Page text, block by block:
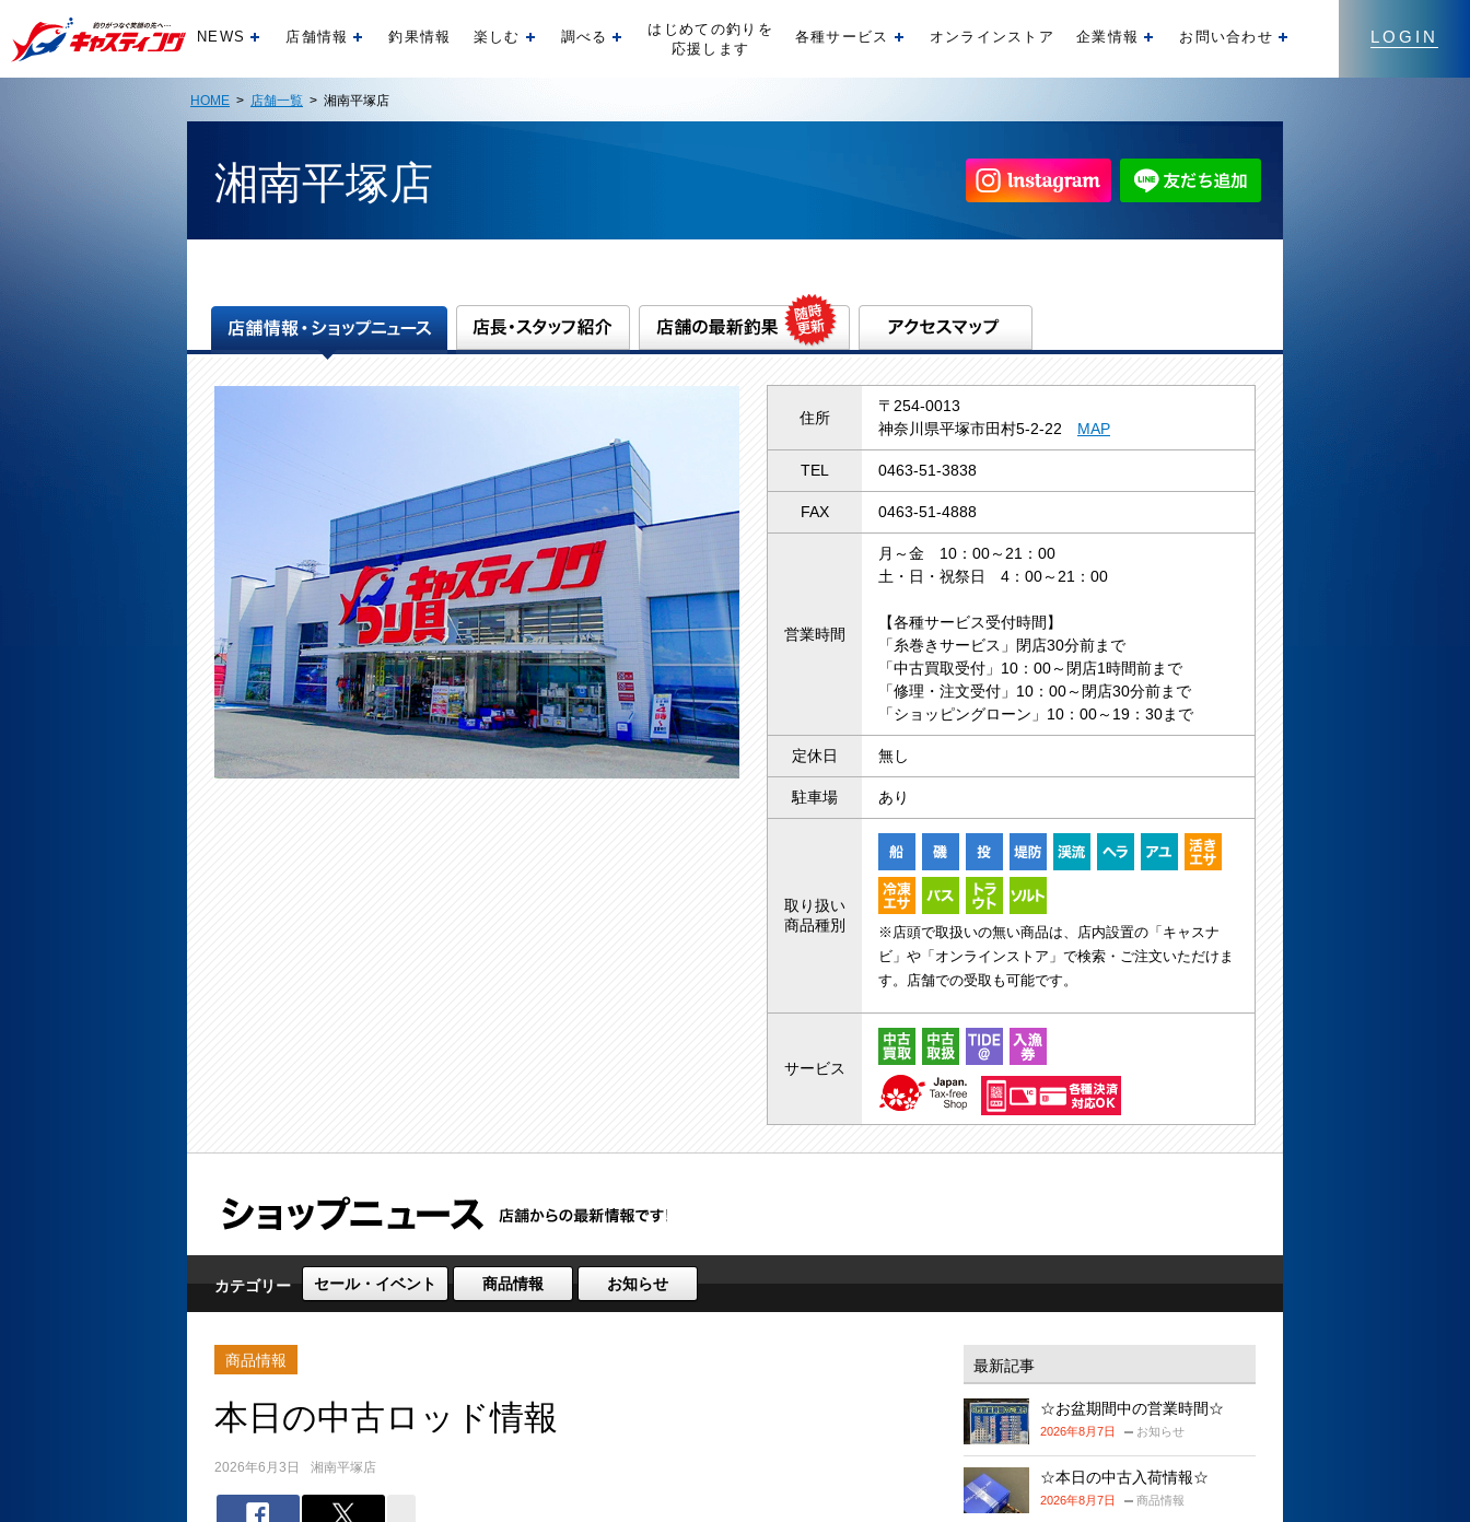
LOGIN
NEWS 開く店舗情報 開く釣果情報 楽しむ 開く調べる 開く
はじめての釣りを
応援します
各種サービス 開くオンラインストア 企業情報 開くお問い合わせ
HOME > 店舗一覧 > 湘南平塚店
湘南平塚店
住所
〒254-0013
神奈川県平塚市田村5-2-22 MAP
TEL 0463-51-3838
FAX 0463-51-4888
営業時間
月～金 10：00～21：00
土・日・祝祭日 4：00～21：00
【各種サービス受付時間】
「糸巻きサービス」閉店30分前まで
「中古買取受付」10：00～閉店1時間前まで
「修理・注文受付」10：00～閉店30分前まで
「ショッピングローン」10：00～19：30まで
定休日 無し
駐車場 あり
取り扱い
商品種別
※店頭で取扱いの無い商品は、店内設置の「キャスナ
ビ」や「オンラインストア」で検索・ご注文いただけま
す。店舗での受取も可能です。
サービス
カテゴリー セール・イベント 商品情報 お知らせ
商品情報
本日の中古ロッド情報
2026年6月3日 湘南平塚店
最新記事
☆お盆期間中の営業時間☆
2026年8月7日 お知らせ
☆本日の中古入荷情報☆
2026年8月7日 商品情報